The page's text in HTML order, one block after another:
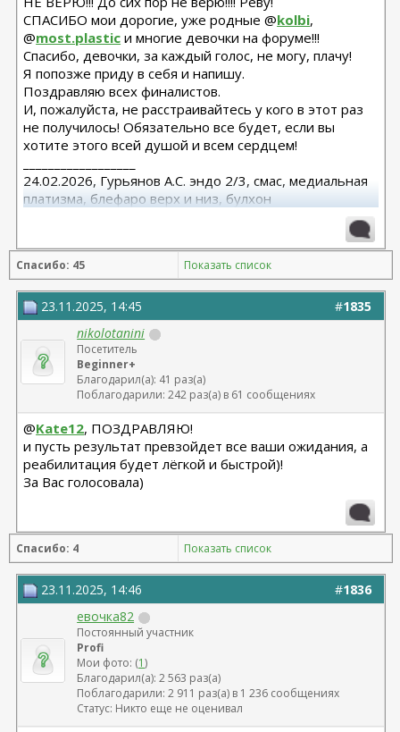
Гурьянова Андрея Станиславовича
.
Такого накала и активности давненько у нас не было. Чтобы @
kolbi
модератор форума ждала этого объявления не меньше самих
участников, а может и больше.) Чего тут только не было, и
споры и удаление сообщений, и тему то она закрывала, чтобы
дать остыть..
При этом, у нас невероятно "сильные" в своих запросах и
пожеланиях участники!
1 место- @
Kate12
- 46 лет, г. Казань (
ссылка на заявку
).
2 место- @
ValentinD
- 53 года, г. Москва (
).
3 место- @
- 48 лет, г. Москва (
А теперь, судя по фаворитам, нас ждут очень яркие личные
темы.
Остальных прошу не разбегаться. Это не финал сезона, а всего
лишь серия.
Впереди новые акции, разборы и шансы
Практика форума показывает: кто не унывает, а очень хочет и
действует, тот в итоге свою возможность вылавливает
СПАСИБО мои дорогие, уже родные @kolbi,
@most.plastic и многие девочки на форуме!!!
Спасибо, девочки, за каждый голос, не могу, плачу!
Я попозже приду в себя и напишу.
Поздравляю всех финалистов.
И, пожалуйста, не расстраивайтесь у кого в этот раз
не получилось! Обязательно все будет, если вы
хотите этого всей душой и всем сердцем!
24.02.2026, Гурьянов А.С. эндо 2/3, смас, медиальная
платизма, блефаро верх и низ, булхон
08.2015, allergan 240, 255. Аврамович А.Г., Клиника СЛ
(молодости и красоты)
Спасибо: 45 Показать список
#1835
23.11.2025, 14:45
nikolotanini
Посетитель
Beginner+
Благодарил(а): 41 раз(а)
Поблагодарили: 242 раз(а) в 61 сообщениях
@Kate12, ПОЗДРАВЛЯЮ!
и пусть результат превзойдет все ваши ожидания, а
реабилитация будет лёгкой и быстрой)!
За Вас голосовала)
Спасибо: 4 Показать список
#1836
23.11.2025, 14:46
евочка82
Постоянный участник
Profi
Мои фото: (1)
Благодарил(а): 2 563 раз(а)
Поблагодарили: 2 911 раз(а) в 1 236 сообщениях
Статус: Никто еще не оценивал